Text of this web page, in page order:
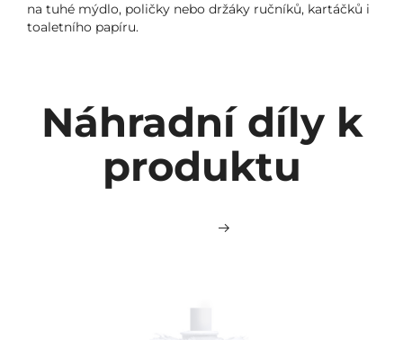
na tuhé mýdlo, poličky nebo držáky ručníků, kartáčků i
toaletního papíru.
Náhradní díly k
produktu